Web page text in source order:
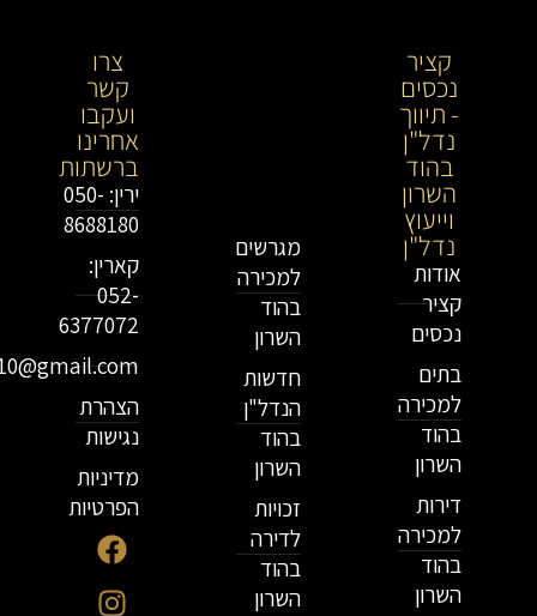
קציר
נכסים
- תיווך
נדל"ן
בהוד
השרון
וייעוץ
נדל"ן
אודות
קציר
נכסים
בתים
למכירה
בהוד
השרון
דירות
למכירה
בהוד
השרון
מגרשים
למכירה
בהוד
השרון
חדשות
הנדל"ן
בהוד
השרון
זכויות
לדירה
בהוד
השרון
צרו
קשר
ועקבו
אחרינו
ברשתות
ירין: 050-
8688180
קארין:
052-
6377072
הצהרת
נגישות
מדיניות
הפרטיות